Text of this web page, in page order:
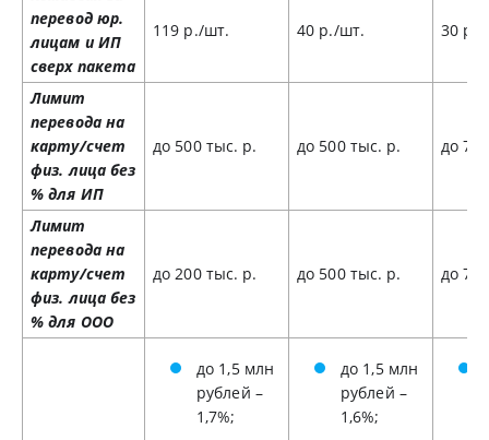
перевод юр.
лицам и ИП
сверх пакета
119 р./шт. 40 р./шт. 30 р./
Лимит
перевода на
карту/счет
физ. лица без
% для ИП
до 500 тыс. р. до 500 тыс. р. до
Лимит
перевода на
карту/счет
физ. лица без
% для ООО
до 200 тыс. р. до 500 тыс. р. до
до 1,5 млн
рублей –
1,7%;
до 1,5 млн
рублей –
1,6%;